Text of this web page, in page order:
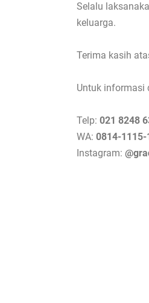
Selalu
keluarga.
Terima kasih
Untuk informasi
Telp: 021 8248
WA: 0814-1115-
Instagram: